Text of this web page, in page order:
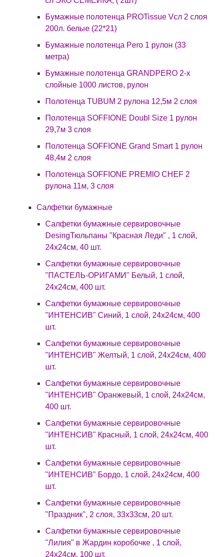
Бумажные полотенца PROTissue Vсл 2 слоя
200л. белые (22*21)
Бумажные полотенца Pero 1 рулон (33
метра)
Бумажные полотенца GRANDPERO 2-х
слойные 1000 листов, рулон
Полотенца TUBUM 2 рулона 12,5м 2 слоя
Полотенца SOFFIONE Doubl Size 1 рулон
29,7м 3 слоя
Полотенца SOFFIONE Grand Smart 1 рулон
48,4м 2 слоя
Полотенца SOFFIONE PREMIO CHEF 2
рулона 11м, 3 слоя
Салфетки бумажные
Салфетки бумажные сервировочные
DesingТюльпаны "Красная Леди" , 1 слой,
24х24см, 40 шт.
Салфетки бумажные сервировочные
"ПАСТЕЛЬ-ОРИГАМИ" Белый, 1 слой,
24х24см, 400 шт.
Салфетки бумажные сервировочные
"ИНТЕНСИВ" Синий, 1 слой, 24х24см, 400
шт.
Салфетки бумажные сервировочные
"ИНТЕНСИВ" Желтый, 1 слой, 24х24см, 400
шт.
Салфетки бумажные сервировочные
"ИНТЕНСИВ" Оранжевый, 1 слой, 24х24см,
400 шт.
Салфетки бумажные сервировочные
"ИНТЕНСИВ" Красный, 1 слой, 24х24см, 400
шт.
Салфетки бумажные сервировочные
"ИНТЕНСИВ" Бордо, 1 слой, 24х24см, 400
шт.
Салфетки бумажные сервировочные
"Праздник", 2 слоя, 33х33см, 20 шт.
Салфетки бумажные сервировочные
"Лилия" в Жардин коробочке , 1 слой,
24х24см, 100 шт.